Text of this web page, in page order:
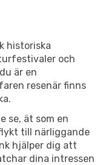
historiska
och
är en
resenär finns
se, ät som en
till närliggande
hjälper dig att
dina intressen